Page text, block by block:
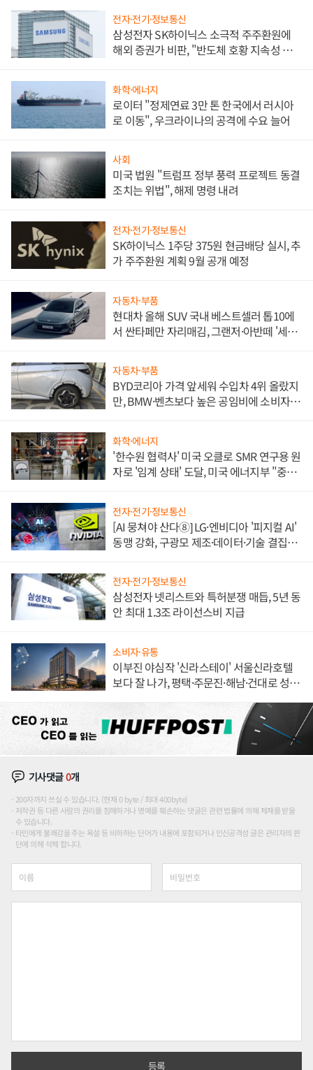
전자·전기·정보통신
삼성전자 SK하이닉스 소극적 주주환원에
해외 증권가 비판, "반도체 호황 지속성 의
화학·에너지
로이터 "정제연료 3만 톤 한국에서 러시아
로 이동", 우크라이나의 공격에 수요 늘어
사회
미국 법원 "트럼프 정부 풍력 프로젝트 동결
조치는 위법", 해제 명령 내려
전자·전기·정보통신
SK하이닉스 1주당 375원 현금배당 실시, 추
가 주주환원 계획 9월 공개 예정
자동차·부품
현대차 올해 SUV 국내 베스트셀러 톱10에
서 싼타페만 자리매김, 그랜저·아반떼 '세단
자동차·부품
BYD코리아 가격 앞세워 수입차 4위 올랐지
만, BMW·벤츠보다 높은 공임비에 소비자
화학·에너지
'한수원 협력사' 미국 오클로 SMR 연구용 원
자로 '임계 상태' 도달, 미국 에너지부 "중요
전자·전기·정보통신
[AI 뭉쳐야 산다⑧] LG·엔비디아 '피지컬 AI'
동맹 강화, 구광모 제조·데이터·기술 결집
전자·전기·정보통신
삼성전자 넷리스트와 특허분쟁 매듭, 5년 동
안 최대 1.3조 라이선스비 지급
소비자·유통
이부진 야심작 '신라스테이' 서울신라호텔
보다 잘 나가, 평택·주문진·해남·건대로 성
기사댓글0개
200자까지 쓰실 수 있습니다. (현재 0 byte / 최대 400byte)
저작권 등 다른 사람의 권리를 침해하거나 명예를 훼손하는 댓글은 관련 법률에 의해 제재를 받을
수 있습니다.
타인에게 불쾌감을 주는 욕설 등 비하하는 단어가 내용에 포함되거나 인신공격성 글은 관리자의 판
단에 의해 삭제 합니다.